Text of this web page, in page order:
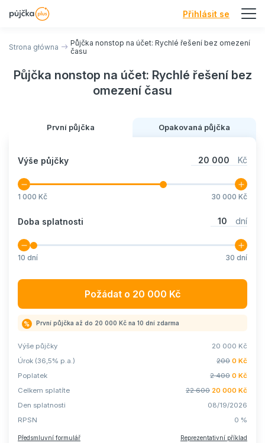
Přihlásit se
Strona główna
Půjčka nonstop na účet: Rychlé řešení bez omezení
času
Půjčka nonstop na účet: Rychlé řešení bez
omezení času
První půjčka Opakovaná půjčka
Výše půjčky 20 000 Kč
1 000 Kč 30 000 Kč
Doba splatnosti 10 dní
10 dní 30 dní
Požádat o 20 000 Kč
První půjčka až do 20 000 Kč na 10 dní zdarma
Výše půjčky 20 000 Kč
Úrok (36,5% p.a.)
200 0 Kč
Poplatek
2 400 0 Kč
Celkem splatíte
22 600 20 000 Kč
Den splatnosti
08/19/2026
RPSN
0 %
Předsmluvní formulář Reprezentativní příklad